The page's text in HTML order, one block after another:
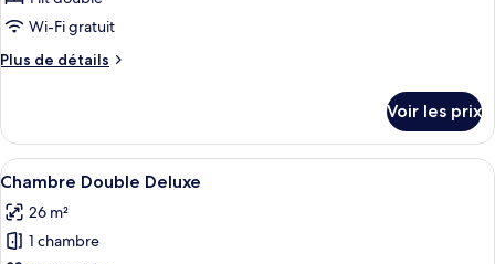
de
chambre :
Chambre
Wi-Fi gratuit
Plus de détails
Plus
le
type
de
Chambre
Luxe
(Master)
Voir les prix
Afficher
toutes
les
photos
Une chambre d’hôtel avec un lit, un
14
Chambre Double Deluxe
26 m²
1 chambre